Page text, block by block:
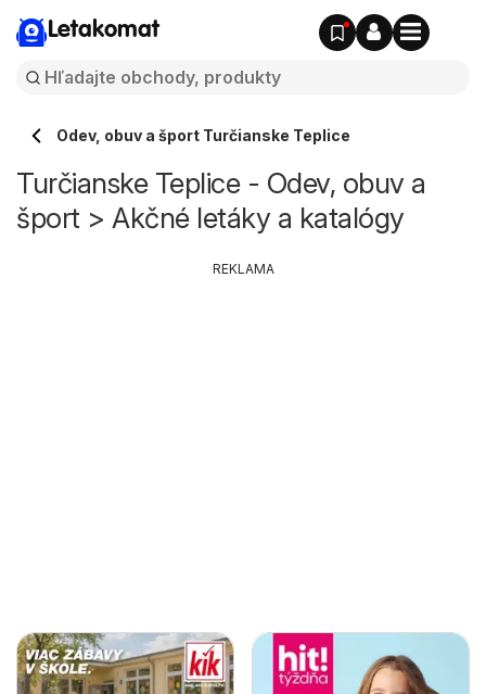
Letakomat
Odev, obuv a šport Turčianske Teplice
Turčianske Teplice - Odev, obuv a
šport > Akčné letáky a katalógy
REKLAMA